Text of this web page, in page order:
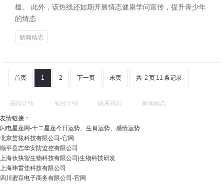
槛。 此外，该热线还如期开展情态健康学问宣传，提升青少年
的情态
新闻动态
首页 1 2 下一页 末页 共 2 页 11 条记录
品牌介绍 项目介绍 联系我们 新闻动态
友情链接：
闪电星座网-十二星座今日运势、生肖运势、感情运势
北京芸筱科技有限公司-官网
顺平县志华安防监控有限公司
上海伙快智生物科技有限公司|生物科技研发
上海玮雷佳科技有限公司
四川蜜豆电子商务有限公司-官网